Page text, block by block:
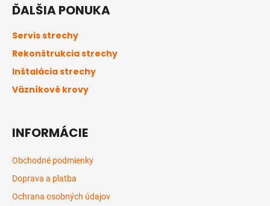
ĎALŠIA PONUKA
Servis strechy
Rekonštrukcia strechy
Inštalácia strechy
Väzníkové krovy
INFORMÁCIE
Obchodné podmienky
Doprava a platba
Ochrana osobných údajov